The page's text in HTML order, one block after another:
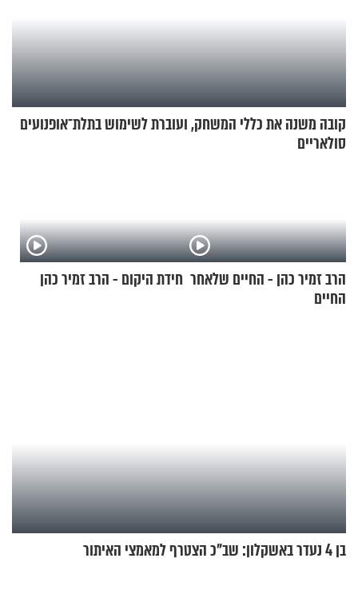
קובה משנה את כללי המשחק, ועוברת לשימוש בתלת־אופנועים
סולאריים
הרב זמיר כהן - החיים שלאחר
החיים
חידת היקום - הרב זמיר כהן
בן 4 נעדר באשקלון: שב"כ הצטרף למאמצי האיתור